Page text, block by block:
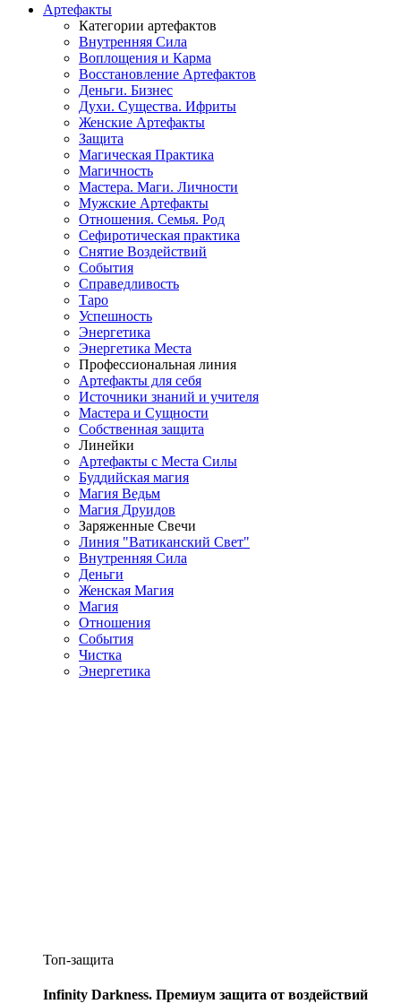
Артефакты
Категории артефактов
Внутренняя Сила
Воплощения и Карма
Восстановление Артефактов
Деньги. Бизнес
Духи. Существа. Ифриты
Женские Артефакты
Защита
Магическая Практика
Магичность
Мастера. Маги. Личности
Мужские Артефакты
Отношения. Семья. Род
Сефиротическая практика
Снятие Воздействий
События
Справедливость
Таро
Успешность
Энергетика
Энергетика Места
Профессиональная линия
Артефакты для себя
Источники знаний и учителя
Мастера и Сущности
Собственная защита
Линейки
Артефакты с Места Силы
Буддийская магия
Магия Ведьм
Магия Друидов
Заряженные Свечи
Линия "Ватиканский Свет"
Внутренняя Сила
Деньги
Женская Магия
Магия
Отношения
События
Чистка
Энергетика
Топ-защита
Infinity Darkness. Премиум защита от воздействий